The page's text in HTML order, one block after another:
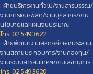
: ฝ่ายบริหารงานทั่วไป/งานสารบรรณ/
งานการเงิน-พัสดุ/งานบุคลากร/งาน
นโยบายและแผนงบประมาณ
โทร. 02 549 3622
: ฝ่ายพัฒนางานสหกิจศึกษา/ประสาน
งานสถานประกอบการ/งานกองทุน/
งานระบบสารสนเทศฯ/งานเลขานุการ
โทร. 02 549 3620